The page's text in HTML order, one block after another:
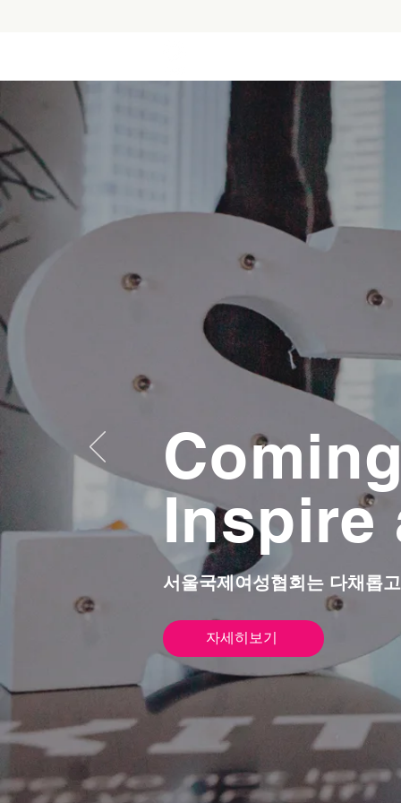
Inspire
서울국제여성협회는 다채롭
자세히보기